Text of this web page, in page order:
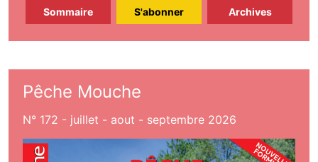
Sommaire S'abonner Archives
Pêche Mouche
N° 172 - juillet - aout - septembre 2026